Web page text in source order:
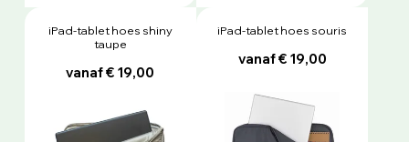
iPad-tablet hoes shiny
taupe
vanaf € 19,00
iPad-tablet hoes souris
vanaf € 19,00